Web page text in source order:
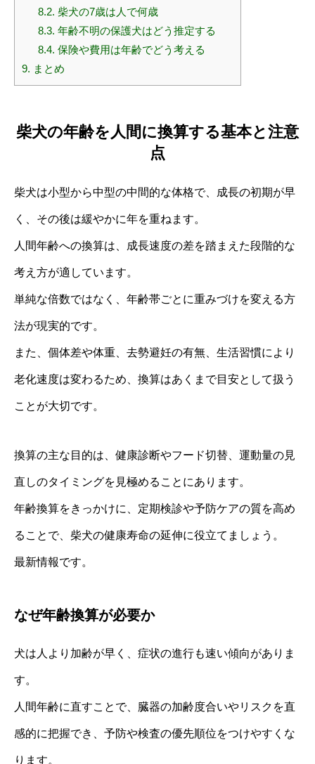
8.2. 柴犬の7歳は人で何歳
8.3. 年齢不明の保護犬はどう推定する
8.4. 保険や費用は年齢でどう考える
9. まとめ
柴犬の年齢を人間に換算する基本と注意
点
柴犬は小型から中型の中間的な体格で、成長の初期が早
く、その後は緩やかに年を重ねます。
人間年齢への換算は、成長速度の差を踏まえた段階的な
考え方が適しています。
単純な倍数ではなく、年齢帯ごとに重みづけを変える方
法が現実的です。
また、個体差や体重、去勢避妊の有無、生活習慣により
老化速度は変わるため、換算はあくまで目安として扱う
ことが大切です。
換算の主な目的は、健康診断やフード切替、運動量の見
直しのタイミングを見極めることにあります。
年齢換算をきっかけに、定期検診や予防ケアの質を高め
ることで、柴犬の健康寿命の延伸に役立てましょう。
最新情報です。
なぜ年齢換算が必要か
犬は人より加齢が早く、症状の進行も速い傾向がありま
す。
人間年齢に直すことで、臓器の加齢度合いやリスクを直
感的に把握でき、予防や検査の優先順位をつけやすくな
ります。